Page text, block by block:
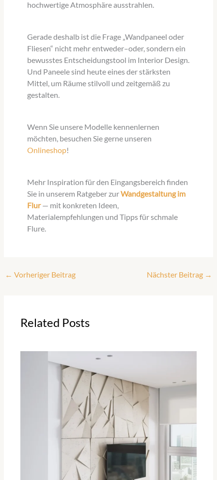
hochwertige Atmosphäre ausstrahlen.
Gerade deshalb ist die Frage „Wandpaneel oder
Fliesen“ nicht mehr entweder–oder, sondern ein
bewusstes Entscheidungstool im Interior Design.
Und Paneele sind heute eines der stärksten
Mittel, um Räume stilvoll und zeitgemäß zu
gestalten.
Wenn Sie unsere Modelle kennenlernen
möchten, besuchen Sie gerne unseren
Onlineshop!
Mehr Inspiration für den Eingangsbereich finden
Sie in unserem Ratgeber zurWandgestaltung im
Flur— mit konkreten Ideen,
Materialempfehlungen und Tipps für schmale
Flure.
← Vorheriger Beitrag Nächster Beitrag →
Related Posts